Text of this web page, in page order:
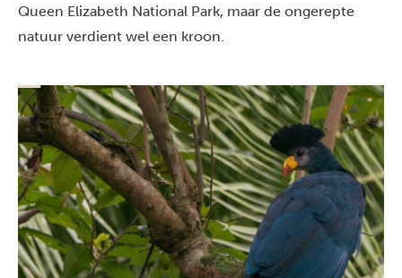
Queen Elizabeth National Park, maar de ongerepte
natuur verdient wel een kroon.